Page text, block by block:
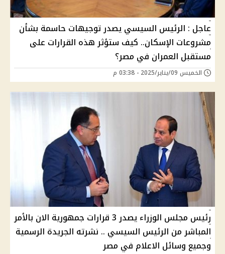
عاجل : الرئيس السيسي يصدر توجيهات حاسمة بشأن
مشروعات الإسكان.. كيف ستؤثر هذه القرارات على
مستقبل العمران في مصر؟
الخميس 09/يناير/2025 - 03:38 م
رئيس مجلس الوزراء يصدر 3 قرارات جمهورية الان بالأمر
المباشر من الرئيس السيسي .. نشرته الجريدة الرسمية
وجميع وسائل الاعلام في مصر